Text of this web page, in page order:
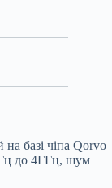
базі чіпа Qorvo
до 4ГГц, шум